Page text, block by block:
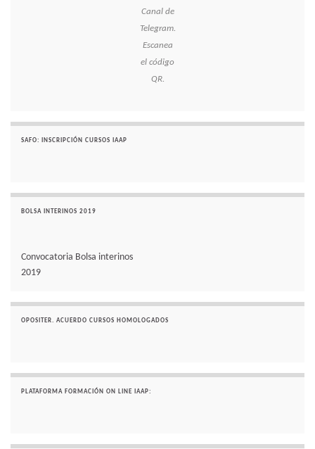
Canal de
Telegram.
Escanea
el código
QR.
SAFO: INSCRIPCIÓN CURSOS IAAP
BOLSA INTERINOS 2019
Convocatoria Bolsa interinos
2019
OPOSITER. ACUERDO CURSOS HOMOLOGADOS
PLATAFORMA FORMACIÓN ON LINE IAAP: